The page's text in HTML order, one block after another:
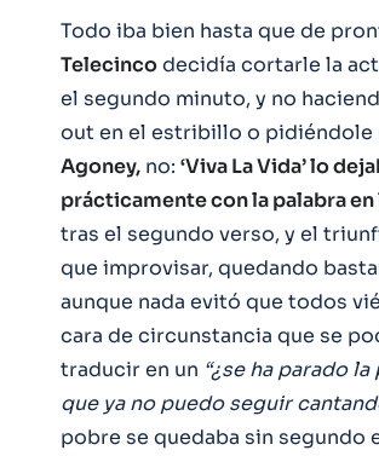
Todo iba bien hasta que de
Telecincodecidía cortarle la
el segundo minuto, y no
out en el estribillo o pidiéndole
Agoney, no: ‘Viva La Vida’ lo
prácticamente con la palabra en
tras el segundo verso, y el
que improvisar, quedando
aunque nada evitó que todos
cara de circunstancia que se
traducir en un “¿se ha parado
que ya no puedo seguir
pobre se quedaba sin segundo